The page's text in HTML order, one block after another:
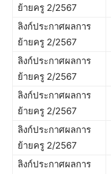
ย้ายครู 2/2567
ลิงก์ประกาศผลการ
ย้ายครู 2/2567
ลิงก์ประกาศผลการ
ย้ายครู 2/2567
ลิงก์ประกาศผลการ
ย้ายครู 2/2567
ลิงก์ประกาศผลการ
ย้ายครู 2/2567
ลิงก์ประกาศผลการ